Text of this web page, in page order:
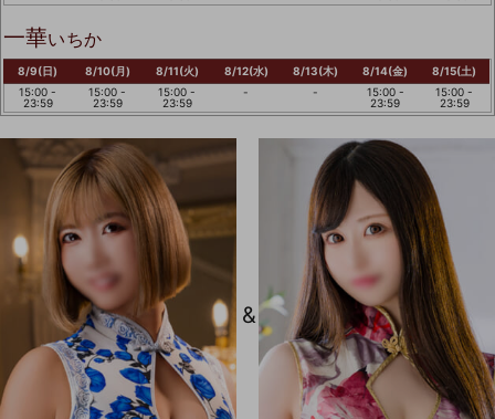
一華いちか
8/9(日)
15:00 -
23:59
8/10(月)
15:00 -
23:59
8/11(火)
15:00 -
23:59
8/12(水)
-
8/13(木)
-
8/14(金)
15:00 -
23:59
8/15(土)
15:00 -
23:59
&